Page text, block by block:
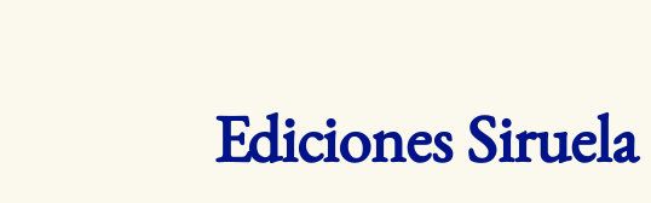
Ediciones Siruela